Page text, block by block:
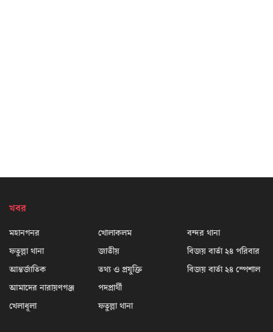
খবর
মহানগনর
ফতুল্লা থানা
আন্তর্জাতিক
আমাদের নারায়ণগঞ্জ
খেলাধূলা
খোলাকলম
জাতীয়
তথ্য ও প্রযুক্তি
পদপ্রার্থী
ফতুল্লা থানা
বন্দর থানা
বিজয় বার্তা ২৪ পরিবার
বিজয় বার্তা ২৪ স্পেশাল